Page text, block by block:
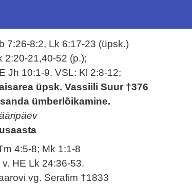
7:26-8:2, Lk 6:17-23 (üpsk.)
2:20-21,40-52 (p.);
Jh 10:1-9. VSL: Kl 2:8-12;
üpsk. Vassiili Suur †376
ümberlõikamine.
4:5-8; Mk 1:1-8
v. HE Lk 24:36-53.
vg. Serafim †1833